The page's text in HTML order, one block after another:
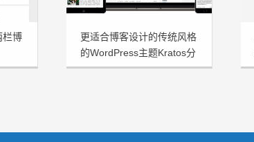
栏博
更适合博客设计的传统风格
的WordPress主题Kratos分
享